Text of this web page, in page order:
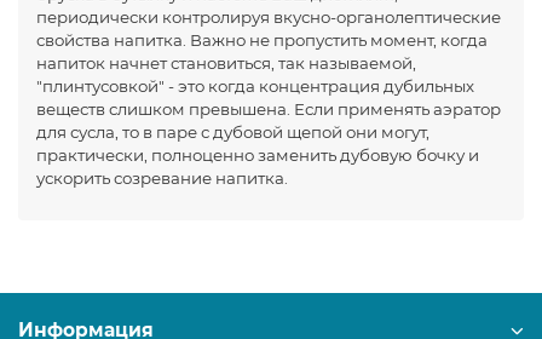
периодически контролируя вкусно-органолептические
свойства напитка. Важно не пропустить момент, когда
напиток начнет становиться, так называемой,
"плинтусовкой" - это когда концентрация дубильных
веществ слишком превышена. Если применять аэратор
для сусла, то в паре с дубовой щепой они могут,
практически, полноценно заменить дубовую бочку и
ускорить созревание напитка.
Информация